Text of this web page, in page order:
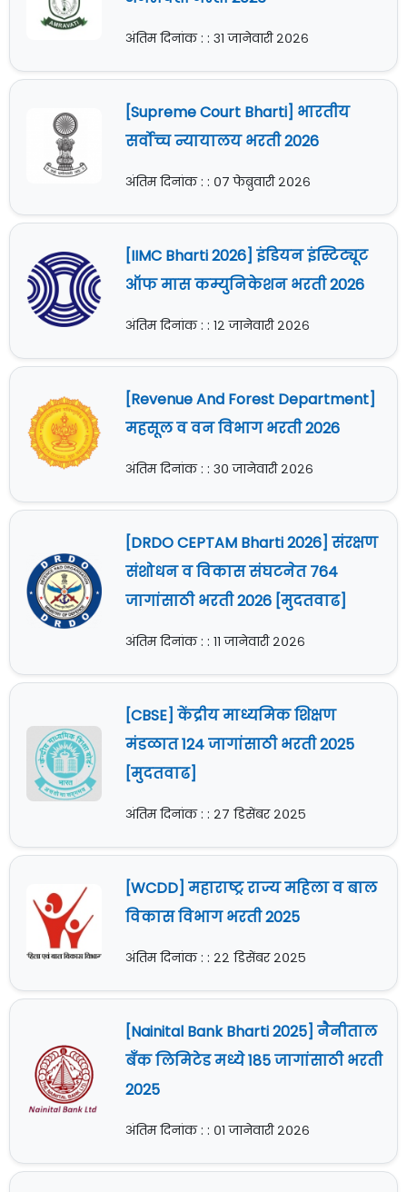
अंतिम दिनांक : : ३१ जानेवारी २०२६
[Supreme Court Bharti] भारतीय
सर्वोच्च न्यायालय भरती 2026
अंतिम दिनांक : : ०७ फेब्रुवारी २०२६
[IIMC Bharti 2026] इंडियन इंस्टिट्यूट
ऑफ मास कम्युनिकेशन भरती 2026
अंतिम दिनांक : : १२ जानेवारी २०२६
[Revenue And Forest Department]
महसूल व वन विभाग भरती 2026
अंतिम दिनांक : : ३० जानेवारी २०२६
[DRDO CEPTAM Bharti 2026] संरक्षण
संशोधन व विकास संघटनेत 764
जागांसाठी भरती 2026 [मुदतवाढ]
अंतिम दिनांक : : ११ जानेवारी २०२६
[CBSE] केंद्रीय माध्यमिक शिक्षण
मंडळात 124 जागांसाठी भरती 2025
[मुदतवाढ]
अंतिम दिनांक : : २७ डिसेंबर २०२५
[WCDD] महाराष्ट्र राज्य महिला व बाल
विकास विभाग भरती 2025
अंतिम दिनांक : : २२ डिसेंबर २०२५
[Nainital Bank Bharti 2025] नैनीताल
बँक लिमिटेड मध्ये 185 जागांसाठी भरती
2025
अंतिम दिनांक : : ०१ जानेवारी २०२६